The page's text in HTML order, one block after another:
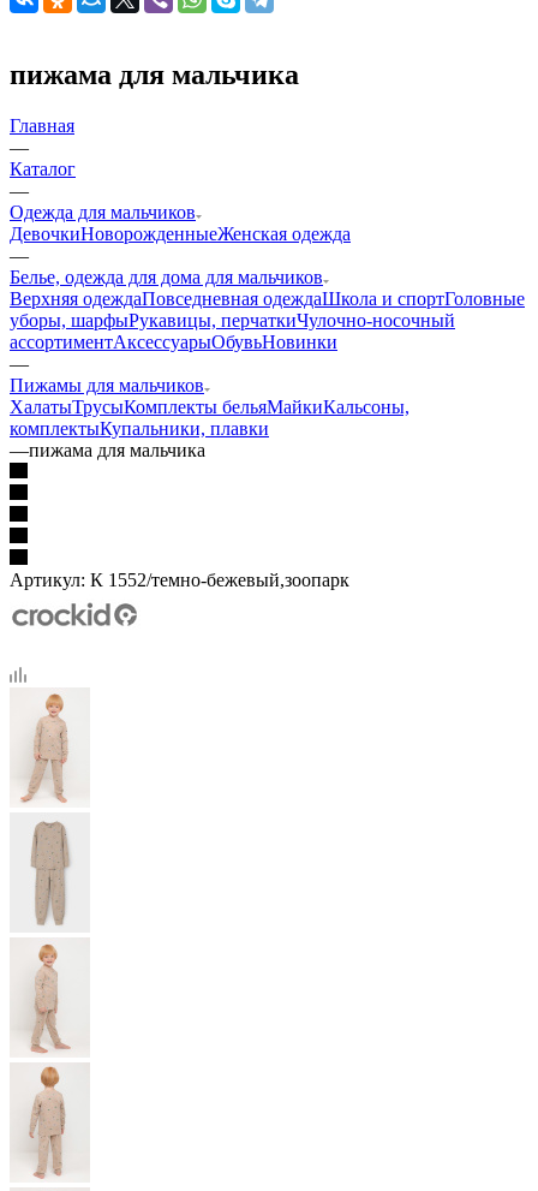
пижама для мальчика
Главная
—
Каталог
—
Одежда для мальчиков
ДевочкиНоворожденныеЖенская одежда
—
Белье, одежда для дома для мальчиков
Верхняя одеждаПовседневная одеждаШкола и спортГоловные
уборы, шарфыРукавицы, перчаткиЧулочно-носочный
ассортиментАксессуарыОбувьНовинки
—
Пижамы для мальчиков
ХалатыТрусыКомплекты бельяМайкиКальсоны,
комплектыКупальники, плавки
—пижама для мальчика
Артикул: К 1552/темно-бежевый,зоопарк